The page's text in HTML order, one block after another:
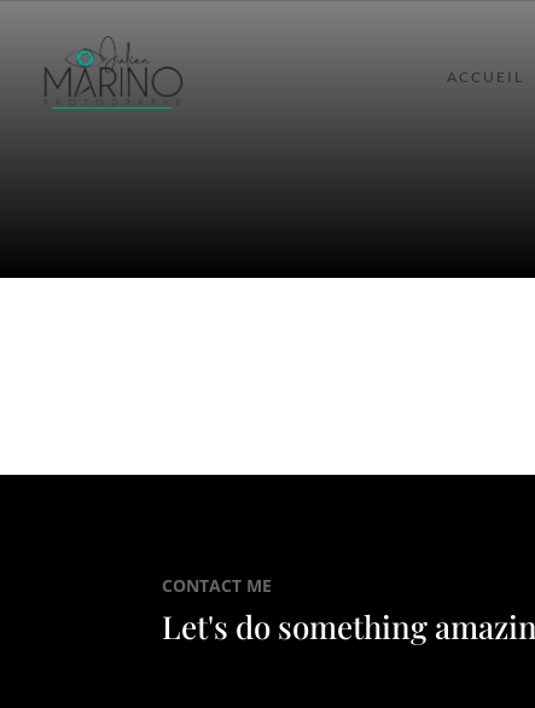
ACCUEIL
CONTACT ME
Let's do something